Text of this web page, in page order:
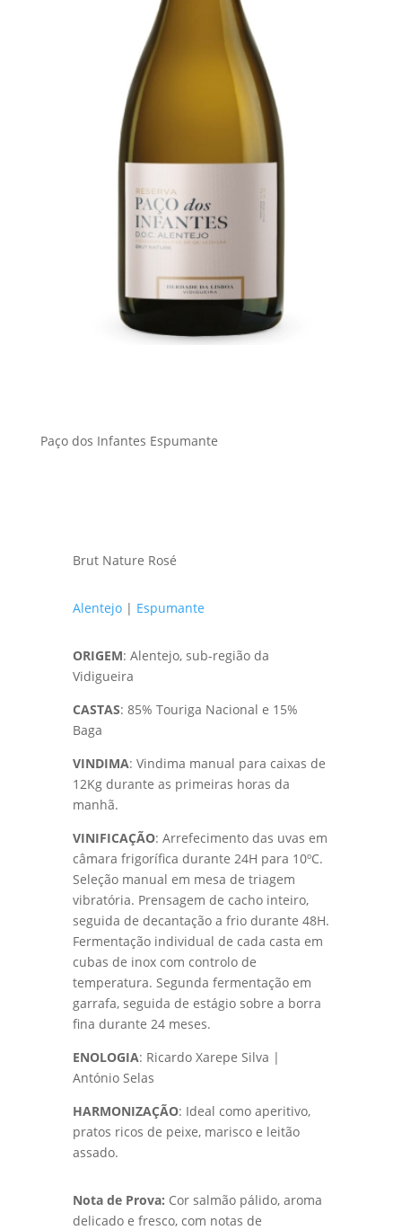
Paço dos Infantes Espumante
Brut Nature Rosé
Alentejo| Espumante
ORIGEM: Alentejo, sub-região da
Vidigueira
CASTAS: 85% Touriga Nacional e 15%
Baga
VINDIMA: Vindima manual para caixas de
12Kg durante as primeiras horas da
manhã.
VINIFICAÇÃO: Arrefecimento das uvas em
câmara frigorífica durante 24H para 10ºC.
Seleção manual em mesa de triagem
vibratória. Prensagem de cacho inteiro,
seguida de decantação a frio durante 48H.
Fermentação individual de cada casta em
cubas de inox com controlo de
temperatura. Segunda fermentação em
garrafa, seguida de estágio sobre a borra
fina durante 24 meses.
ENOLOGIA: Ricardo Xarepe Silva |
António Selas
HARMONIZAÇÃO: Ideal como aperitivo,
pratos ricos de peixe, marisco e leitão
assado.
Nota de Prova: Cor salmão pálido, aroma
delicado e fresco, com notas de